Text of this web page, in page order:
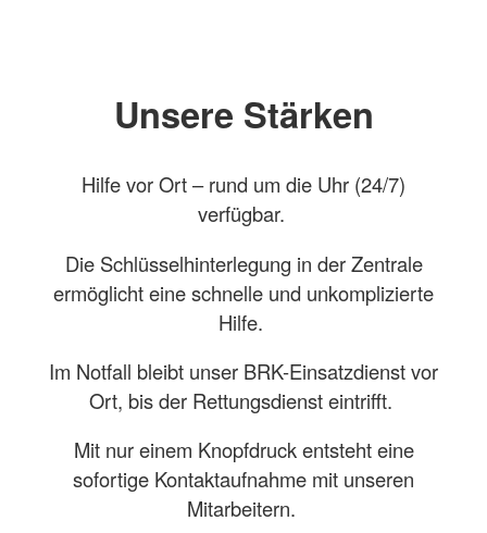
Unsere Stärken
Hilfe vor Ort – rund um die Uhr (24/7)
verfügbar.
Die Schlüsselhinterlegung in der Zentrale
ermöglicht eine schnelle und unkomplizierte
Hilfe.
Im Notfall bleibt unser BRK-Einsatzdienst vor
Ort, bis der Rettungsdienst eintrifft.
Mit nur einem Knopfdruck entsteht eine
sofortige Kontaktaufnahme mit unseren
Mitarbeitern.